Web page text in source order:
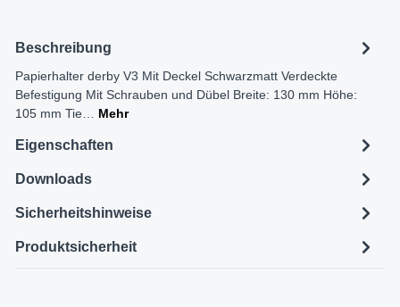
Beschreibung
Papierhalter derby V3 Mit Deckel Schwarzmatt Verdeckte
Befestigung Mit Schrauben und Dübel Breite: 130 mm Höhe:
105 mm Tie… Mehr
Eigenschaften
Downloads
Sicherheitshinweise
Produktsicherheit